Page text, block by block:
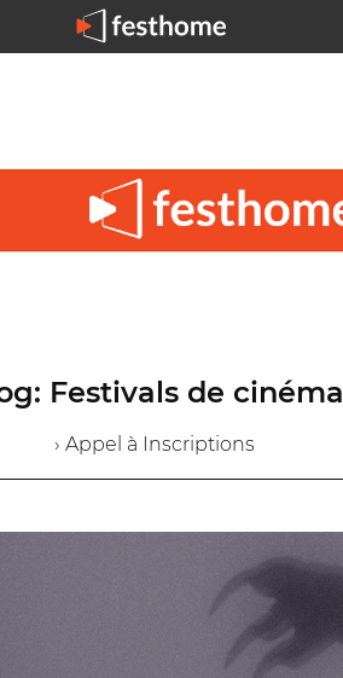
Festivals de cinéma
› Appel à Inscriptions